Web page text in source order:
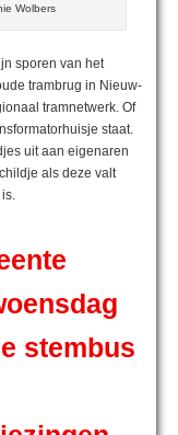
Wolbers
sporen van het
trambrug in Nieuw-
tramnetwerk. Of
staat.
uit aan eigenaren
als deze valt
stembus